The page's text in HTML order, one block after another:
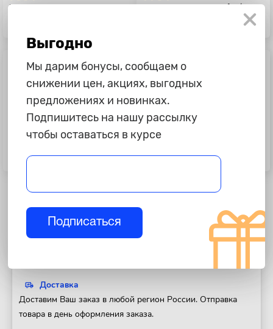
Щетка дворника Hyundai Solaris,
890 ₽
"Lynx" задняя
1 290 ₽
05г, Touran "Bosch" задняя A331H
Доставка
Доставим Ваш заказ в любой регион России. Отправка
товара в день оформления заказа.
Выгодно
Мы дарим бонусы, сообщаем о
снижении цен, акциях, выгодных
предложениях и новинках.
Подпишитесь на нашу рассылку
чтобы оставаться в курсе
Подписаться